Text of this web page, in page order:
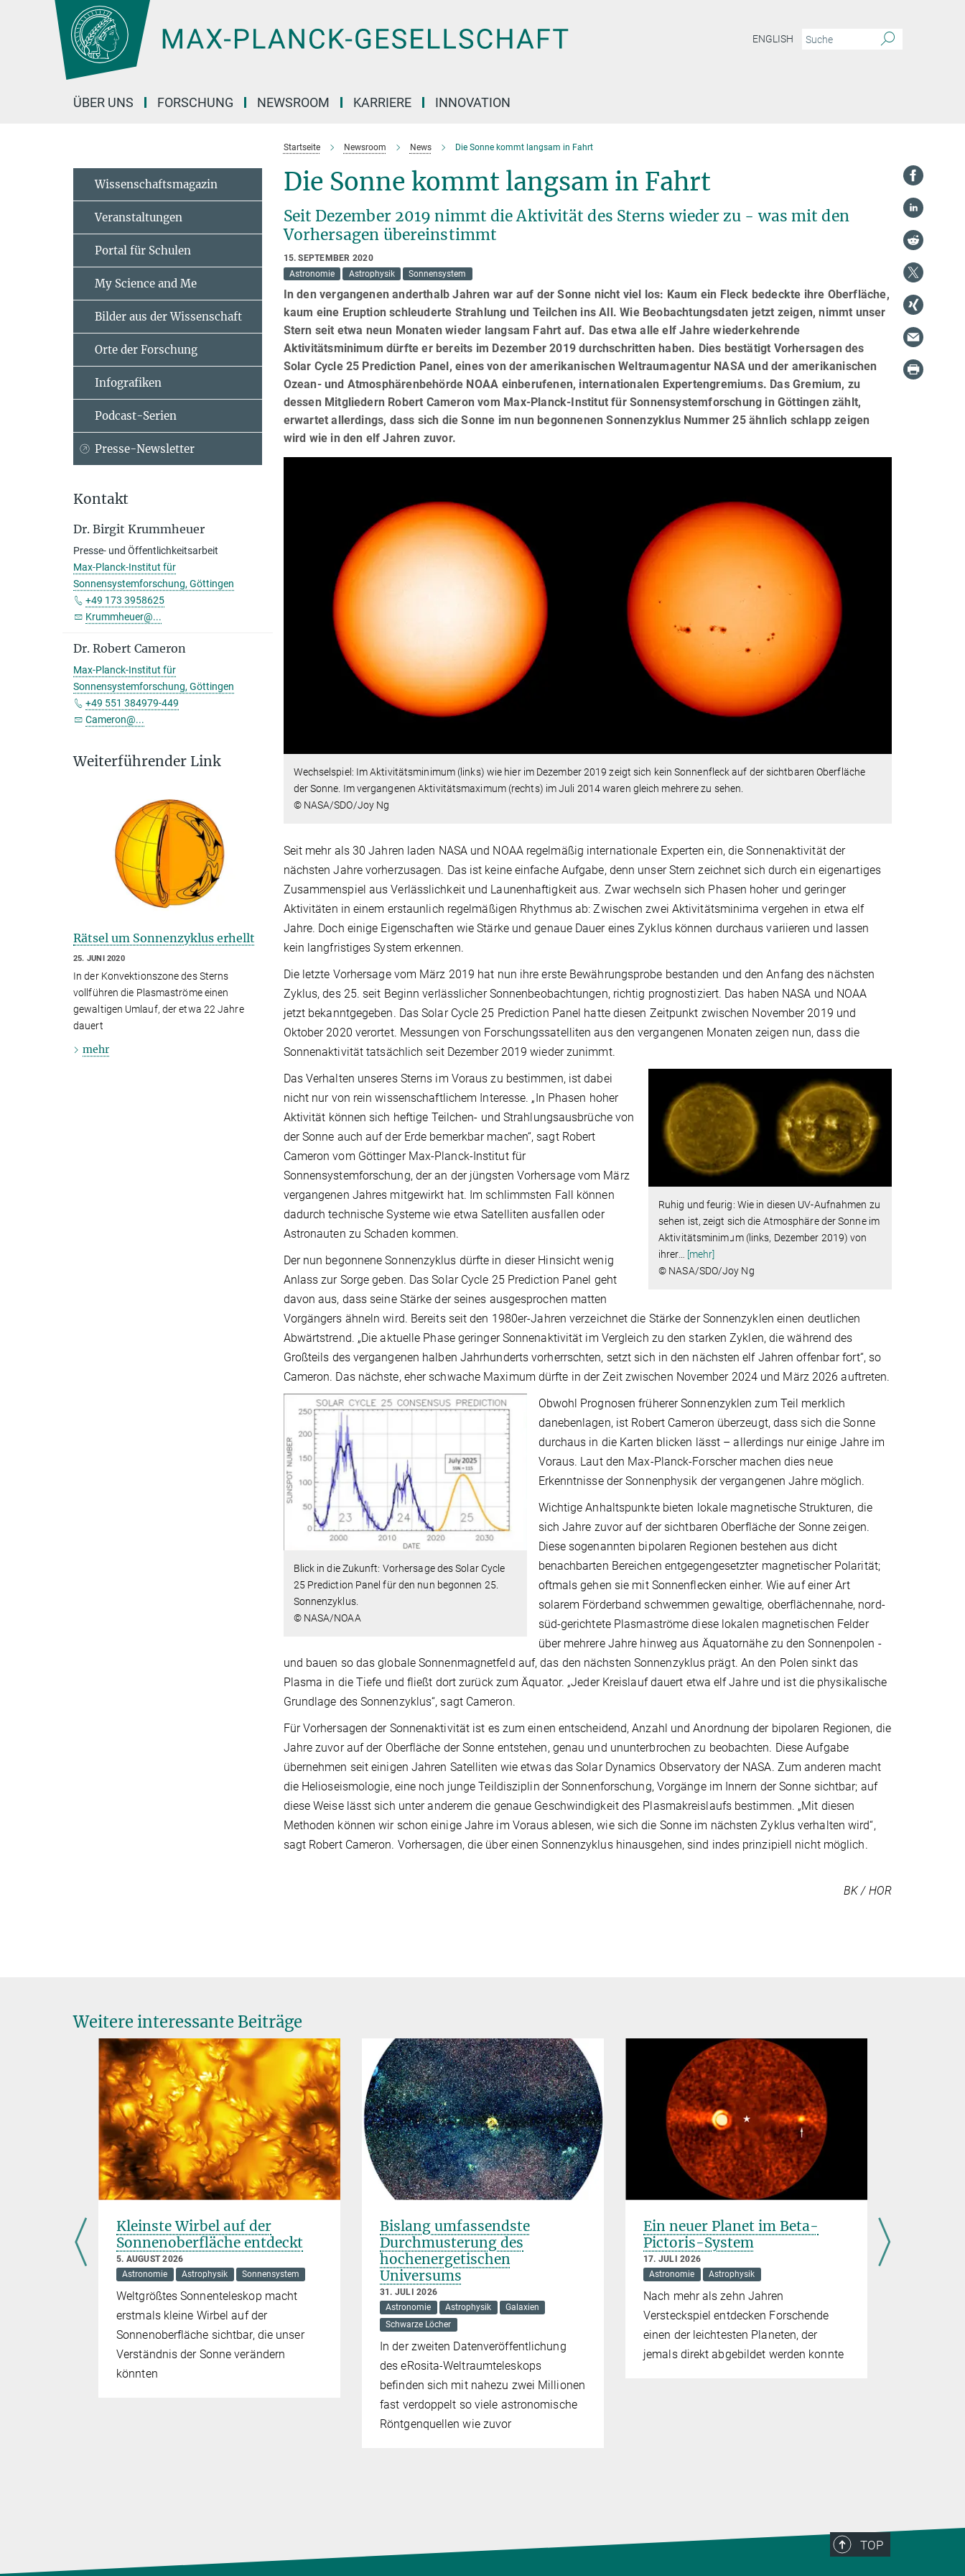
Hauptinhalt
ENGLISH
ÜBER UNS FORSCHUNG NEWSROOM KARRIERE INNOVATION
Startseite Newsroom News Die Sonne kommt langsam in Fahrt
Die Sonne kommt langsam in Fahrt
Seit Dezember 2019 nimmt die Aktivität des Sterns wieder zu - was mit den
Vorhersagen übereinstimmt
15. SEPTEMBER 2020
Astronomie
Astrophysik Sonnensystem
In den vergangenen anderthalb Jahren war auf der Sonne nicht viel los: Kaum ein Fleck bedeckte ihre Oberfläche,
kaum eine Eruption schleuderte Strahlung und Teilchen ins All. Wie Beobachtungsdaten jetzt zeigen, nimmt unser
Stern seit etwa neun Monaten wieder langsam Fahrt auf. Das etwa alle elf Jahre wiederkehrende
Aktivitätsminimum dürfte er bereits im Dezember 2019 durchschritten haben. Dies bestätigt Vorhersagen des
Solar Cycle 25 Prediction Panel, eines von der amerikanischen Weltraumagentur NASA und der amerikanischen
Ozean- und Atmosphärenbehörde NOAA einberufenen, internationalen Expertengremiums. Das Gremium, zu
dessen Mitgliedern Robert Cameron vom Max-Planck-Institut für Sonnensystemforschung in Göttingen zählt,
erwartet allerdings, dass sich die Sonne im nun begonnenen Sonnenzyklus Nummer 25 ähnlich schlapp zeigen
wird wie in den elf Jahren zuvor.
Wechselspiel: Im Aktivitätsminimum (links) wie hier im Dezember 2019 zeigt sich kein Sonnenfleck auf der sichtbaren Oberfläche
der Sonne. Im vergangenen Aktivitätsmaximum (rechts) im Juli 2014 waren gleich mehrere zu sehen.
© NASA/SDO/Joy Ng
Seit mehr als 30 Jahren laden NASA und NOAA regelmäßig internationale Experten ein, die Sonnenaktivität der
nächsten Jahre vorherzusagen. Das ist keine einfache Aufgabe, denn unser Stern zeichnet sich durch ein eigenartiges
Zusammenspiel aus Verlässlichkeit und Launenhaftigkeit aus. Zwar wechseln sich Phasen hoher und geringer
Aktivitäten in einem erstaunlich regelmäßigen Rhythmus ab: Zwischen zwei Aktivitätsminima vergehen in etwa elf
Jahre. Doch einige Eigenschaften wie Stärke und genaue Dauer eines Zyklus können durchaus variieren und lassen
kein langfristiges System erkennen.
Die letzte Vorhersage vom März 2019 hat nun ihre erste Bewährungsprobe bestanden und den Anfang des nächsten
Zyklus, des 25. seit Beginn verlässlicher Sonnenbeobachtungen, richtig prognostiziert. Das haben NASA und NOAA
jetzt bekanntgegeben. Das Solar Cycle 25 Prediction Panel hatte diesen Zeitpunkt zwischen November 2019 und
Oktober 2020 verortet. Messungen von Forschungssatelliten aus den vergangenen Monaten zeigen nun, dass die
Sonnenaktivität tatsächlich seit Dezember 2019 wieder zunimmt.
Ruhig und feurig: Wie in diesen UV-Aufnahmen zu
sehen ist, zeigt sich die Atmosphäre der Sonne im
Aktivitätsminimum (links, Dezember 2019) von
ihrer…
[mehr]
© NASA/SDO/Joy Ng
Das Verhalten unseres Sterns im Voraus zu bestimmen, ist dabei
nicht nur von rein wissenschaftlichem Interesse. „In Phasen hoher
Aktivität können sich heftige Teilchen- und Strahlungsausbrüche von
der Sonne auch auf der Erde bemerkbar machen“, sagt Robert
Cameron vom Göttinger Max-Planck-Institut für
Sonnensystemforschung, der an der jüngsten Vorhersage vom März
vergangenen Jahres mitgewirkt hat. Im schlimmsten Fall können
dadurch technische Systeme wie etwa Satelliten ausfallen oder
Astronauten zu Schaden kommen.
Der nun begonnene Sonnenzyklus dürfte in dieser Hinsicht wenig
Anlass zur Sorge geben. Das Solar Cycle 25 Prediction Panel geht
davon aus, dass seine Stärke der seines ausgesprochen matten
Vorgängers ähneln wird. Bereits seit den 1980er-Jahren verzeichnet die Stärke der Sonnenzyklen einen deutlichen
Abwärtstrend. „Die aktuelle Phase geringer Sonnenaktivität im Vergleich zu den starken Zyklen, die während des
Großteils des vergangenen halben Jahrhunderts vorherrschten, setzt sich in den nächsten elf Jahren offenbar fort“, so
Cameron. Das nächste, eher schwache Maximum dürfte in der Zeit zwischen November 2024 und März 2026 auftreten.
Blick in die Zukunft: Vorhersage des Solar Cycle
25 Prediction Panel für den nun begonnen 25.
Sonnenzyklus.
© NASA/NOAA
Obwohl Prognosen früherer Sonnenzyklen zum Teil merklich
danebenlagen, ist Robert Cameron überzeugt, dass sich die Sonne
durchaus in die Karten blicken lässt – allerdings nur einige Jahre im
Voraus. Laut den Max-Planck-Forscher machen dies neue
Erkenntnisse der Sonnenphysik der vergangenen Jahre möglich.
Wichtige Anhaltspunkte bieten lokale magnetische Strukturen, die
sich Jahre zuvor auf der sichtbaren Oberfläche der Sonne zeigen.
Diese sogenannten bipolaren Regionen bestehen aus dicht
benachbarten Bereichen entgegengesetzter magnetischer Polarität;
oftmals gehen sie mit Sonnenflecken einher. Wie auf einer Art
solarem Förderband schwemmen gewaltige, oberflächennahe, nord-
süd-gerichtete Plasmaströme diese lokalen magnetischen Felder
über mehrere Jahre hinweg aus Äquatornähe zu den Sonnenpolen -
und bauen so das globale Sonnenmagnetfeld auf, das den nächsten Sonnenzyklus prägt. An den Polen sinkt das
Plasma in die Tiefe und fließt dort zurück zum Äquator. „Jeder Kreislauf dauert etwa elf Jahre und ist die physikalische
Grundlage des Sonnenzyklus“, sagt Cameron.
Für Vorhersagen der Sonnenaktivität ist es zum einen entscheidend, Anzahl und Anordnung der bipolaren Regionen, die
Jahre zuvor auf der Oberfläche der Sonne entstehen, genau und ununterbrochen zu beobachten. Diese Aufgabe
übernehmen seit einigen Jahren Satelliten wie etwas das Solar Dynamics Observatory der NASA. Zum anderen macht
die Helioseismologie, eine noch junge Teildisziplin der Sonnenforschung, Vorgänge im Innern der Sonne sichtbar; auf
diese Weise lässt sich unter anderem die genaue Geschwindigkeit des Plasmakreislaufs bestimmen. „Mit diesen
Methoden können wir schon einige Jahre im Voraus ablesen, wie sich die Sonne im nächsten Zyklus verhalten wird“,
sagt Robert Cameron. Vorhersagen, die über einen Sonnenzyklus hinausgehen, sind indes prinzipiell nicht möglich.
BK / HOR
Wissenschaftsmagazin
Veranstaltungen
Portal für Schulen
My Science and Me
Bilder aus der Wissenschaft
Orte der Forschung
Infografiken
Podcast-Serien
Presse-Newsletter
Kontakt
Dr. Birgit Krummheuer
Presse- und Öffentlichkeitsarbeit
Max-Planck-Institut für
Sonnensystemforschung, Göttingen
+49 173 3958625
Krummheuer@...
Dr. Robert Cameron
Max-Planck-Institut für
Sonnensystemforschung, Göttingen
+49 551 384979-449
Cameron@...
Weiterführender Link
Rätsel um Sonnenzyklus erhellt
25. JUNI 2020
In der Konvektionszone des Sterns
vollführen die Plasmaströme einen
gewaltigen Umlauf, der etwa 22 Jahre
dauert
mehr
Weitere interessante Beiträge
Kleinste Wirbel auf der
Sonnenoberfläche entdeckt
5. AUGUST 2026
Astronomie
Astrophysik Sonnensystem
Weltgrößtes Sonnenteleskop macht
erstmals kleine Wirbel auf der
Sonnenoberfläche sichtbar, die unser
Verständnis der Sonne verändern
könnten
Bislang umfassendste
Durchmusterung des
hochenergetischen
Universums
31. JULI 2026
Astronomie
Astrophysik
Galaxien
Schwarze Löcher
In der zweiten Datenveröffentlichung
des eRosita-Weltraumteleskops
befinden sich mit nahezu zwei Millionen
fast verdoppelt so viele astronomische
Röntgenquellen wie zuvor
Ein neuer Planet im Beta-
Pictoris-System
17. JULI 2026
Astronomie
Astrophysik
Nach mehr als zehn Jahren
Versteckspiel entdecken Forschende
einen der leichtesten Planeten, der
jemals direkt abgebildet werden konnte
TOP